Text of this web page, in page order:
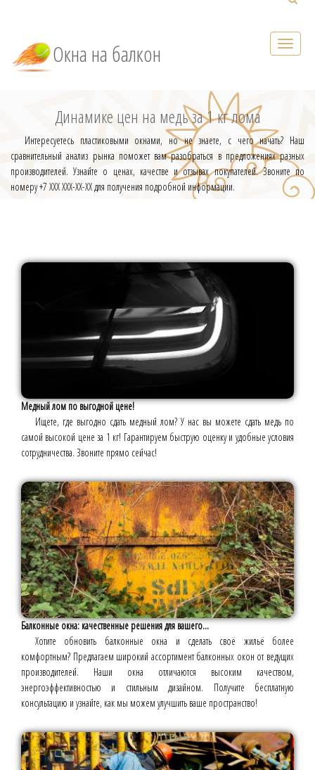
Окна на балкон
Динамике цен на медь за 1 кг лома
Интересуетесь пластиковыми окнами, но не знаете, с чего начать? Наш
сравнительный анализ рынка поможет вам разобраться в предложениях разных
производителей. Узнайте о ценах, качестве и отзывах покупателей. Звоните по
номеру +7 ХХХ ХХХ-ХХ-ХХ для получения подробной информации.
Медный лом по выгодной цене!
Ищете, где выгодно сдать медный лом? У нас вы можете сдать медь по
самой высокой цене за 1 кг! Гарантируем быструю оценку и удобные условия
сотрудничества. Звоните прямо сейчас!
Балконные окна: качественные решения для вашего...
Хотите обновить балконные окна и сделать своё жильё более
комфортным? Предлагаем широкий ассортимент балконных окон от ведущих
производителей. Наши окна отличаются высоким качеством,
энергоэффективностью и стильным дизайном. Получите бесплатную
консультацию и узнайте, как мы можем улучшить ваше пространство!